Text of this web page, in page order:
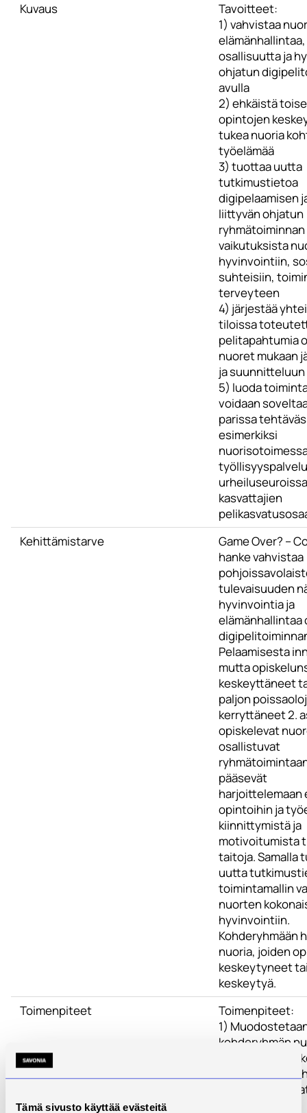
Tämä sivusto käyttää evästeitä
Kuvaus
Tavoitteet:
1) vahvistaa
elämänhallintaa,
osallisuutta ja
ohjatun
avulla
2) ehkäistä
opintojen
tukea nuoria
työelämää
3) tuottaa uutta
tutkimustietoa
digipelaamisen
liittyvän ohjatun
ryhmätoiminnan
vaikutuksista
hyvinvointiin,
suhteisiin,
terveyteen
4) järjestää
tiloissa
pelitapahtumia
nuoret mukaan
ja suunnitteluun
5) luoda
voidaan
parissa
esimerkiksi
kasvattajien
Kehittämistarve
Game Over? –
hanke vahvistaa
tulevaisuuden
hyvinvointia ja
elämänhallintaa
Pelaamisesta
mutta
keskeyttäneet
paljon
kerryttäneet 2.
opiskelevat
osallistuvat
pääsevät
harjoittelemaan
opintoihin ja
kiinnittymistä ja
motivoitumista
taitoja. Samalla
uutta
toimintamallin
nuorten
hyvinvointiin.
Kohderyhmään
nuoria, joiden
keskeytyneet
keskeytyä.
Toimenpiteet
Toimenpiteet:
1)
kohderyhmän
ryhmiä, jotka
säännöllisesti
toimintaan.